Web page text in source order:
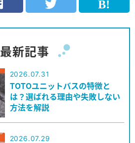
最新記事
2026.07.31
TOTOユニットバスの特徴と
は？選ばれる理由や失敗しない
方法を解説
2026.07.29